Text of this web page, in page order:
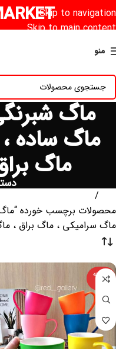
Skip to navigation
Skip to main content
منو
ماگ
ماگ ساده
ماگ
محصولات برچسب خورده
ماگ سرامیکی ، ماگ براق ،
فروخته
شده